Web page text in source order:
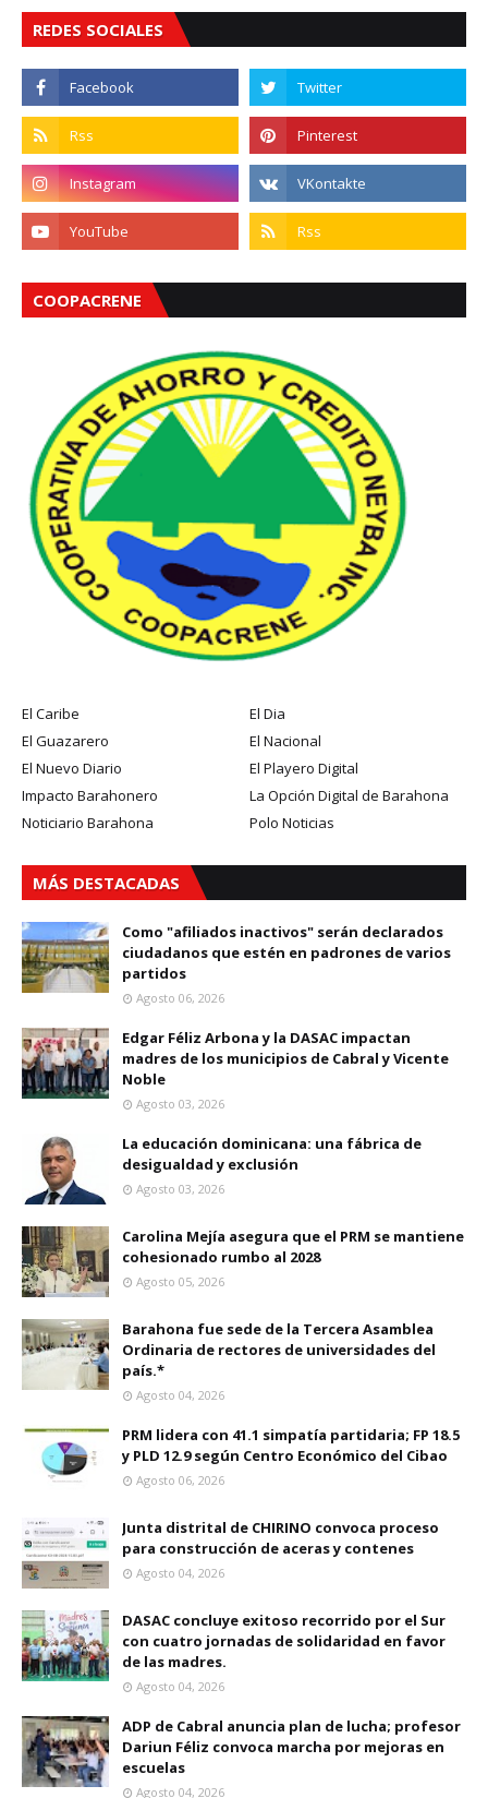
REDES SOCIALES
COOPACRENE
El Caribe
El Dia
El Guazarero
El Nacional
El Nuevo Diario
El Playero Digital
Impacto Barahonero
La Opción Digital de Barahona
Noticiario Barahona
Polo Noticias
MÁS DESTACADAS
Como "afiliados inactivos" serán declarados
ciudadanos que estén en padrones de varios
partidos
Agosto 06, 2026
Edgar Féliz Arbona y la DASAC impactan
madres de los municipios de Cabral y Vicente
Noble
Agosto 03, 2026
La educación dominicana: una fábrica de
desigualdad y exclusión
Agosto 03, 2026
Carolina Mejía asegura que el PRM se mantiene
cohesionado rumbo al 2028
Agosto 05, 2026
Barahona fue sede de la Tercera Asamblea
Ordinaria de rectores de universidades del
país.*
Agosto 04, 2026
PRM lidera con 41.1 simpatía partidaria; FP 18.5
y PLD 12.9 según Centro Económico del Cibao
Agosto 06, 2026
Junta distrital de CHIRINO convoca proceso
para construcción de aceras y contenes
Agosto 04, 2026
DASAC concluye exitoso recorrido por el Sur
con cuatro jornadas de solidaridad en favor
de las madres.
Agosto 04, 2026
ADP de Cabral anuncia plan de lucha; profesor
Dariun Féliz convoca marcha por mejoras en
escuelas
Agosto 04, 2026